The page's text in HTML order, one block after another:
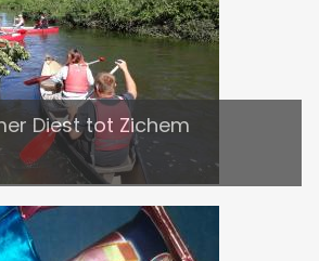
Diest tot Zichem